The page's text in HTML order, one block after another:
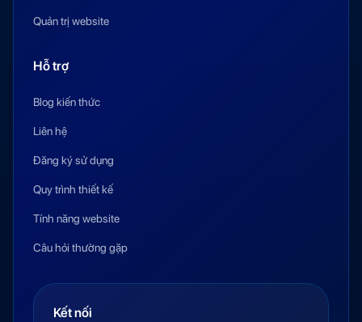
Quản trị website
Hỗ trợ
Blog kiến thức
Liên hệ
Đăng ký sử dụng
Quy trình thiết kế
Tính năng website
Câu hỏi thường gặp
Kết nối